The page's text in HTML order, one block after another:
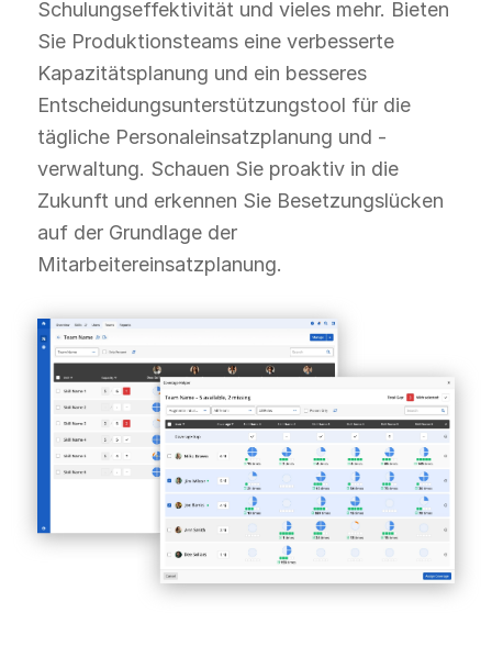
Schulungseffektivität und vieles mehr. Bieten
Sie Produktionsteams eine verbesserte
Kapazitätsplanung und ein besseres
Entscheidungsunterstützungstool für die
tägliche Personaleinsatzplanung und -
verwaltung. Schauen Sie proaktiv in die
Zukunft und erkennen Sie Besetzungslücken
auf der Grundlage der
Mitarbeitereinsatzplanung.